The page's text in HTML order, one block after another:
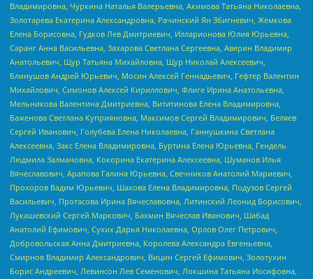
Владимировна, Чуркина Наталья Валерьевна, Акимова Татьяна Николаевна,
Золотарева Екатерина Александровна, Рачинский Ян Збигневич, Жемкова
Елена Борисовна, Гудков Лев Дмитриевич, Илларионова Юлия Юрьевна,
Саранг Анна Васильевна, Захарова Светлана Сергеевна, Аверин Владимир
Анатольевич, Щур Татьяна Михайловна, Щур Николай Алексеевич,
Блинушов Андрей Юрьевич, Мосин Алексей Геннадьевич, Гефтер Валентин
Михайлович, Симонов Алексей Кириллович, Флиге Ирина Анатольевна,
Мельникова Валентина Дмитриевна, Вититинова Елена Владимировна,
Баженова Светлана Куприяновна, Максимов Сергей Владимирович, Беляев
Сергей Иванович, Голубева Елена Николаевна, Ганнушкина Светлана
Алексеевна, Закс Елена Владимировна, Буртина Елена Юрьевна, Гендель
Людмила Залмановна, Кокорина Екатерина Алексеевна, Шуманов Илья
Вячеславович, Арапова Галина Юрьевна, Свечников Анатолий Мариевич,
Прохоров Вадим Юрьевич, Шахова Елена Владимировна, Подузов Сергей
Васильевич, Протасова Ирина Вячеславовна, Литинский Леонид Борисович,
Лукашевский Сергей Маркович, Бахмин Вячеслав Иванович, Шабад
Анатолий Ефимович, Сухих Дарья Николаевна, Орлов Олег Петрович,
Добровольская Анна Дмитриевна, Королева Александра Евгеньевна,
Смирнов Владимир Александрович, Вицин Сергей Ефимович, Золотухин
Борис Андреевич, Левинсон Лев Семенович, Локшина Татьяна Иосифовна,